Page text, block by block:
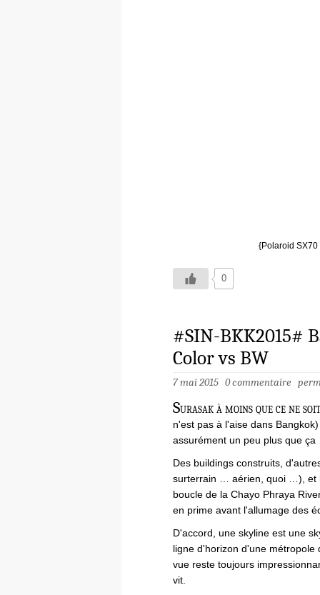
{Polaroid SX70
0
#SIN-BKK2015#
Color vs BW
7 mai 2015 0 commentaire
Surasak à moins que ce ne
n'est pas à l'aise dans
assurément un peu plus que
Des buildings construits,
surterrain … aérien, quoi …), et
boucle de la Chayo Phraya
en prime avant l'allumage des
D'accord, une skyline est une
ligne d'horizon d'une
vue reste toujours
vit.